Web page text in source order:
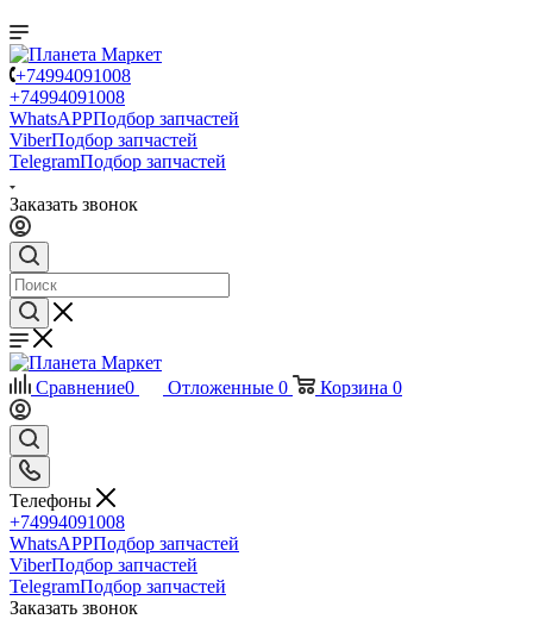
+74994091008
+74994091008
WhatsAPPПодбор запчастей
ViberПодбор запчастей
TelegramПодбор запчастей
Заказать звонок
Сравнение0 Отложенные 0 Корзина 0
Телефоны
+74994091008
WhatsAPPПодбор запчастей
ViberПодбор запчастей
TelegramПодбор запчастей
Заказать звонок